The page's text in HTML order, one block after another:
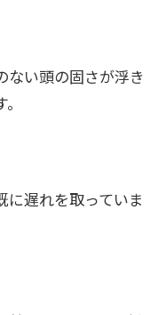
ない頭の固さが浮き
に遅れを取っていま